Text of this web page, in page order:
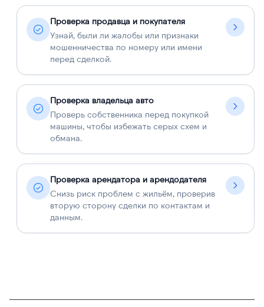
Проверка продавца и покупателя
Узнай, были ли жалобы или признаки
мошенничества по номеру или имени
перед сделкой.
Проверка владельца авто
Проверь собственника перед покупкой
машины, чтобы избежать серых схем и
обмана.
Проверка арендатора и арендодателя
Снизь риск проблем с жильём, проверив
вторую сторону сделки по контактам и
данным.